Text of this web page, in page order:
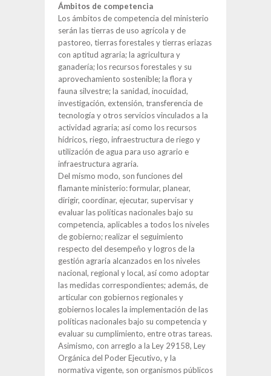
Ámbitos de competencia
Los ámbitos de competencia del ministerio
serán las tierras de uso agrícola y de
pastoreo, tierras forestales y tierras eriazas
con aptitud agraria; la agricultura y
ganadería; los recursos forestales y su
aprovechamiento sostenible; la flora y
fauna silvestre; la sanidad, inocuidad,
investigación, extensión, transferencia de
tecnología y otros servicios vinculados a la
actividad agraria; así como los recursos
hídricos, riego, infraestructura de riego y
utilización de agua para uso agrario e
infraestructura agraria.
Del mismo modo, son funciones del
flamante ministerio: formular, planear,
dirigir, coordinar, ejecutar, supervisar y
evaluar las políticas nacionales bajo su
competencia, aplicables a todos los niveles
de gobierno; realizar el seguimiento
respecto del desempeño y logros de la
gestión agraria alcanzados en los niveles
nacional, regional y local, así como adoptar
las medidas correspondientes; además, de
articular con gobiernos regionales y
gobiernos locales la implementación de las
políticas nacionales bajo su competencia y
evaluar su cumplimiento, entre otras tareas.
Asimismo, con arreglo a la Ley 29158, Ley
Orgánica del Poder Ejecutivo, y la
normativa vigente, son organismos públicos